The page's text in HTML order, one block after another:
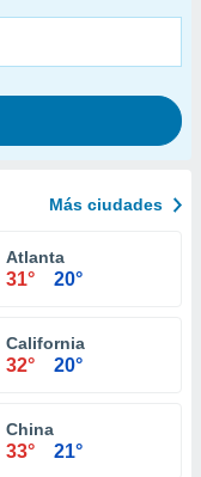
Más ciudades
Atlanta
31° 20°
California
32° 20°
China
33° 21°